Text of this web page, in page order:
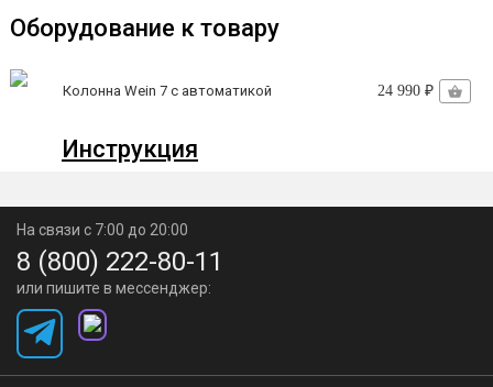
Не хватает объема для
перегонки?
производительность!
Быстрая и простая установка.
помощью регулируемого хомута на один замок. Для
герметичности используется плотное армированное
уплотнение с ножками.
Оборудование к товару
Колонна Wein 7 с автоматикой 24 990 ₽
Инструкция
На связи с 7:00 до 20:00
8 (800) 222-80-11
или пишите в мессенджер: